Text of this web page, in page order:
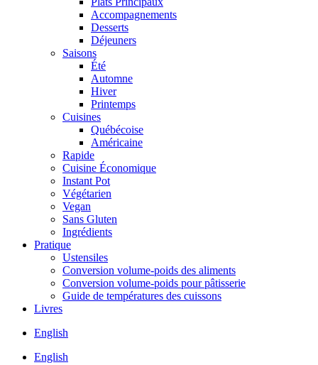
Accompagnements
Desserts
Déjeuners
Saisons
Été
Automne
Hiver
Printemps
Cuisines
Québécoise
Américaine
Rapide
Cuisine Économique
Instant Pot
Végétarien
Vegan
Sans Gluten
Ingrédients
Pratique
Ustensiles
Conversion volume-poids des aliments
Conversion volume-poids pour pâtisserie
Guide de températures des cuissons
Livres
English
English